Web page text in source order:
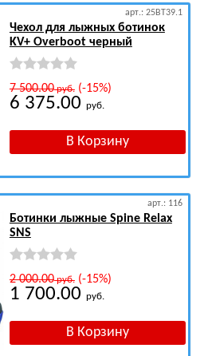
арт.: 25BT39.1
Чехол для лыжных ботинок
KV+ Overboot черный
7 500.00руб.(-15%)
6 375.00 руб.
арт.: 116
Ботинки лыжные Spine Relax
SNS
2 000.00руб.(-15%)
1 700.00 руб.